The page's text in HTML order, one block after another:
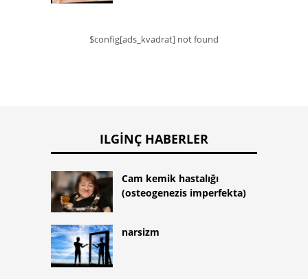
$config[ads_kvadrat] not found
ILGINÇ HABERLER
Cam kemik hastalığı
(osteogenezis imperfekta)
narsizm